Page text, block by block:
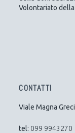
Volontariato della
CONTATTI
Viale Magna
tel: 099 9943270